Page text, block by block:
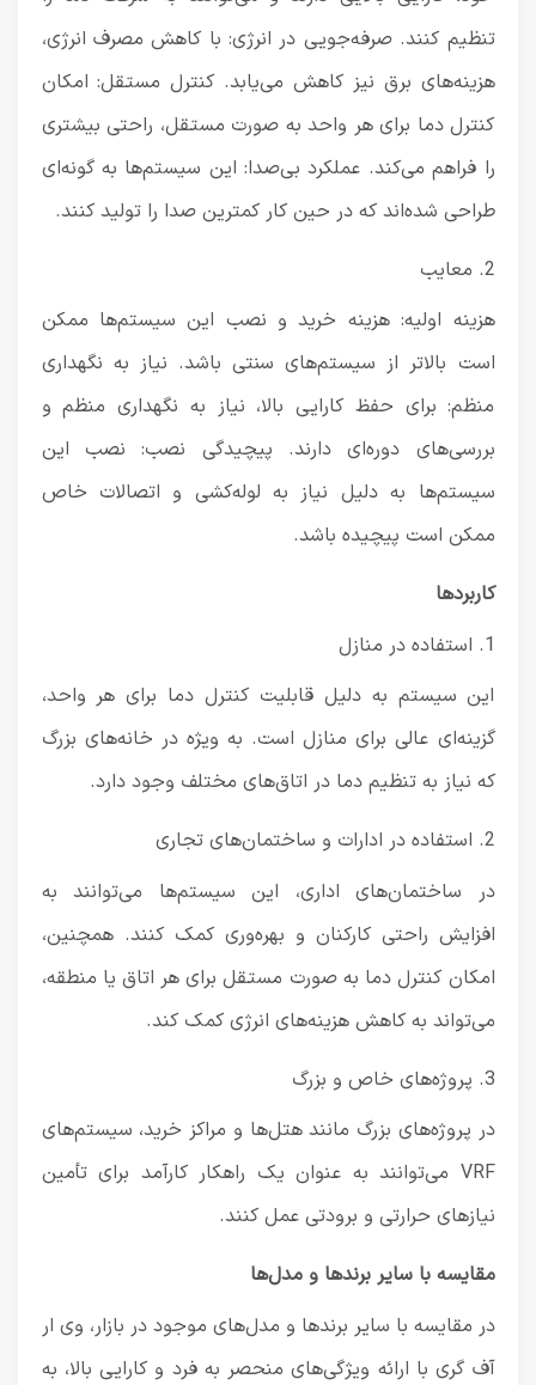
تنظیم کنند. صرفه‌جویی در انرژی: با کاهش مصرف انرژی،
هزینه‌های برق نیز کاهش می‌یابد. کنترل مستقل: امکان
کنترل دما برای هر واحد به صورت مستقل، راحتی بیشتری
را فراهم می‌کند. عملکرد بی‌صدا: این سیستم‌ها به گونه‌ای
طراحی شده‌اند که در حین کار کمترین صدا را تولید کنند.
2. معایب
هزینه اولیه: هزینه خرید و نصب این سیستم‌ها ممکن
است بالاتر از سیستم‌های سنتی باشد. نیاز به نگهداری
منظم: برای حفظ کارایی بالا، نیاز به نگهداری منظم و
بررسی‌های دوره‌ای دارند. پیچیدگی نصب: نصب این
سیستم‌ها به دلیل نیاز به لوله‌کشی و اتصالات خاص
ممکن است پیچیده باشد.
کاربردها
1. استفاده در منازل
این سیستم به دلیل قابلیت کنترل دما برای هر واحد،
گزینه‌ای عالی برای منازل است. به ویژه در خانه‌های بزرگ
که نیاز به تنظیم دما در اتاق‌های مختلف وجود دارد.
2. استفاده در ادارات و ساختمان‌های تجاری
در ساختمان‌های اداری، این سیستم‌ها می‌توانند به
افزایش راحتی کارکنان و بهره‌وری کمک کنند. همچنین،
امکان کنترل دما به صورت مستقل برای هر اتاق یا منطقه،
می‌تواند به کاهش هزینه‌های انرژی کمک کند.
3. پروژه‌های خاص و بزرگ
در پروژه‌های بزرگ مانند هتل‌ها و مراکز خرید، سیستم‌های
VRF می‌توانند به عنوان یک راهکار کارآمد برای تأمین
نیازهای حرارتی و برودتی عمل کنند.
مقایسه با سایر برندها و مدل‌ها
در مقایسه با سایر برندها و مدل‌های موجود در بازار، وی ار
آف گری با ارائه ویژگی‌های منحصر به فرد و کارایی بالا، به